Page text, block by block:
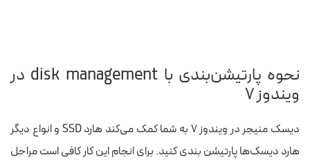
نحوه پارتیشن‌بندی با disk management در
ویندوز ۷
دیسک منیجر در ویندوز ۷ به شما کمک می‌کند هارد SSD و انواع دیگر
هارد دیسک‌ها پارتیشن بندی کنید. برای انجام این کار کافی است مراحل